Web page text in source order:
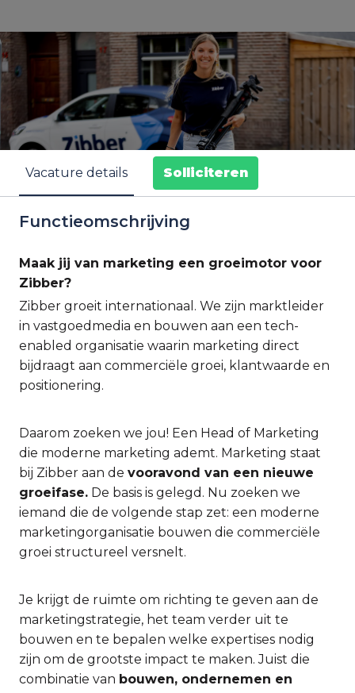
Vacature details Solliciteren
Functieomschrijving
Maak jij van marketing een groeimotor voor
Zibber?
Zibber groeit internationaal. We zijn marktleider
in vastgoedmedia en bouwen aan een tech-
enabled organisatie waarin marketing direct
bijdraagt aan commerciële groei, klantwaarde en
positionering.
Daarom zoeken we jou! Een Head of Marketing
die moderne marketing ademt. Marketing staat
bij Zibber aan de vooravond van een nieuwe
groeifase. De basis is gelegd. Nu zoeken we
iemand die de volgende stap zet: een moderne
marketingorganisatie bouwen die commerciële
groei structureel versnelt.
Je krijgt de ruimte om richting te geven aan de
marketingstrategie, het team verder uit te
bouwen en te bepalen welke expertises nodig
zijn om de grootste impact te maken. Juist die
combinatie van bouwen, ondernemen en